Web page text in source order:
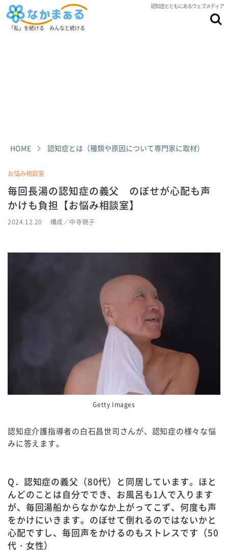
認知症とともにあるウェブメディア
「私」を続ける みんなと続ける
HOME 認知症とは（種類や原因について専門家に取材）
お悩み相談室
毎回長湯の認知症の義父 のぼせが心配も声
かけも負担【お悩み相談室】
2024.12.20 構成／中寺暁子
Getty Images
認知症介護指導者の白石昌世司さんが、認知症の様々な悩
みに答えます。
Q．認知症の義父（80代）と同居しています。ほと
んどのことは自分ででき、お風呂も1人で入ります
が、毎回湯船からなかなか上がってこず、何度も声
をかけにいきます。のぼせて倒れるのではないかと
心配ですし、毎回声をかけるのもストレスです（50
代・女性）